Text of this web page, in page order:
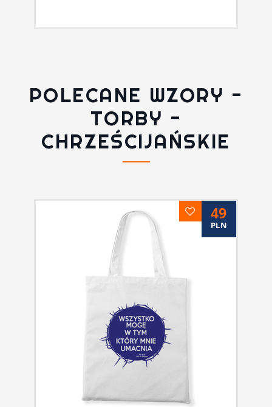
POLECANE WZORY -
TORBY -
CHRZEŚCIJAŃSKIE
49
PLN